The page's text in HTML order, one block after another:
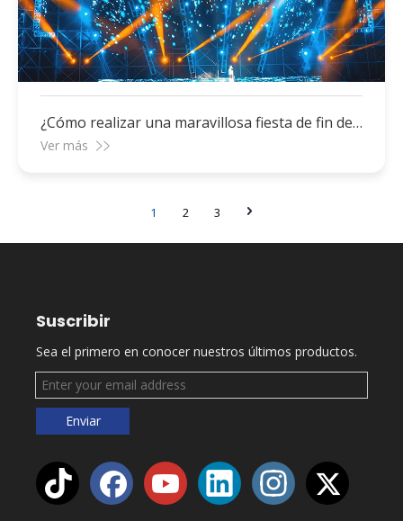
¿Cómo realizar una maravillosa fiesta de fin de
año?
Ver más
1 2 3
Suscribir
Sea el primero en conocer nuestros últimos productos.
Enviar